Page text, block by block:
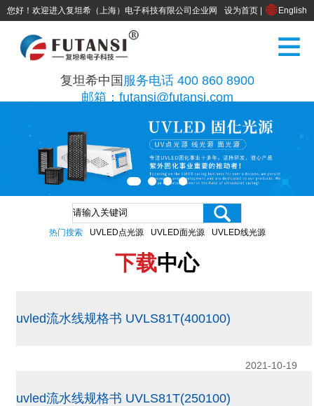
设为首页 English
您好！欢迎进入复坦希（上海）电子科技有限公司企业网
复坦希中国 服务电话 400 860 8900
邮箱：futansi@futansi.com
热门搜索 UVLED点光源 UVLED面光源 UVLED线光源
下载中心
uvled流水线规格书 UVLS81T(400100)
2021-10-19
uvled流水线规格书 UVLS81T(250100)